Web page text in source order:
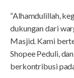
“Alhamdulillah,
dukungan dari
Masjid. Kami
Shopee Peduli,
berkontribusi